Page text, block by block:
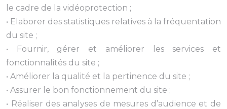
le cadre de la vidéoprotection ;
• Elaborer des statistiques relatives à la fréquentation
du site ;
• Fournir, gérer et améliorer les services et
fonctionnalités du site ;
• Améliorer la qualité et la pertinence du site ;
• Assurer le bon fonctionnement du site ;
• Réaliser des analyses de mesures d’audience et de